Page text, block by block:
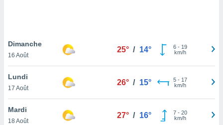
pas
de
à
cas,
Dimanche
16 Août
25° / 14° 6- 19
km/h
Lundi
17 Août
26° / 15° 5- 17
km/h
Mardi
18 Août
27° / 16° 7- 20
km/h